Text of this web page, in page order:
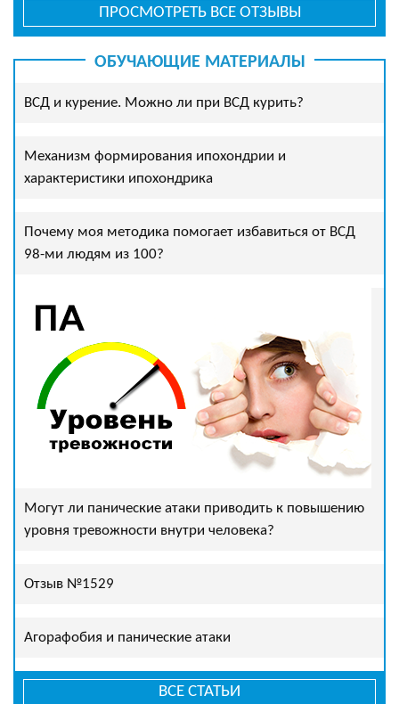
ПРОСМОТРЕТЬ ВСЕ ОТЗЫВЫ
ОБУЧАЮЩИЕ МАТЕРИАЛЫ
ВСД и курение. Можно ли при ВСД курить?
Механизм формирования ипохондрии и
характеристики ипохондрика
Почему моя методика помогает избавиться от ВСД
98-ми людям из 100?
Могут ли панические атаки приводить к повышению
уровня тревожности внутри человека?
Отзыв №1529
Агорафобия и панические атаки
ВСЕ СТАТЬИ